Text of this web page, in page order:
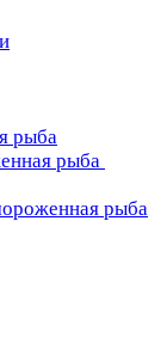
рыба
рыба
рыба